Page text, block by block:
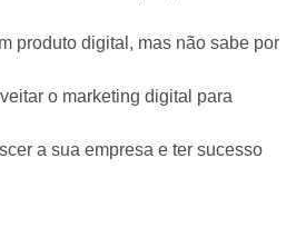
produto digital, mas não sabe por
o marketing digital para
a sua empresa e ter sucesso